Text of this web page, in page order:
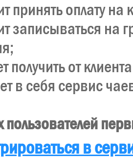
принять оплату
записываться на
получить от
в себя сервис
пользователей
в